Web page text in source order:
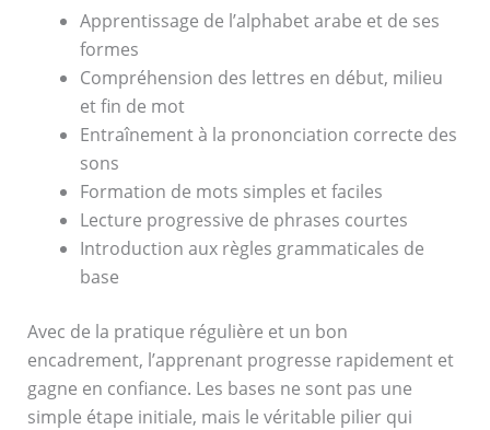
Apprentissage de l’alphabet arabe et de ses
formes
Compréhension des lettres en début, milieu
et fin de mot
Entraînement à la prononciation correcte des
sons
Formation de mots simples et faciles
Lecture progressive de phrases courtes
Introduction aux règles grammaticales de
base
Avec de la pratique régulière et un bon
encadrement, l’apprenant progresse rapidement et
gagne en confiance. Les bases ne sont pas une
simple étape initiale, mais le véritable pilier qui